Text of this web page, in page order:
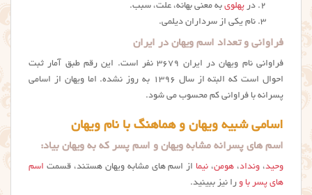
در پهلوی به معنی بهانه، علت، سبب.
نام يكي از سرداران ديلمي.
فراوانی و تعداد اسم ویهان در ایران
فراوانی نام ويهان در ایران ۳۶۷۹ نفر است. این رقم طبق آمار ثبت
احوال است که البته از سال ۱۳۹۶ به روز نشده. اما ويهان از اسامی
پسرانه با فراوانی کم محسوب می شود.
اسامی شبیه ویهان و هماهنگ با نام ویهان
اسم های پسرانه مشابه ویهان و اسم پسر که به ویهان بیاد:
وحید، ونداد، هومن، نیمااز اسم های مشابه ویهان هستند، قسمت اسم
های پسر با و را نیز ببینید.